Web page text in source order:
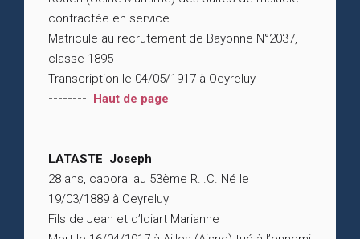
contractée en service
Matricule au recrutement de Bayonne N°2037,
classe 1895
Transcription le 04/05/1917 à Oeyreluy
-------- Haut de page
LATASTE Joseph
28 ans, caporal au 53ème R.I.C. Né le
19/03/1889 à Oeyreluy
Fils de Jean et d’Idiart Marianne